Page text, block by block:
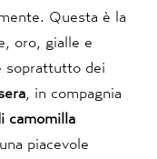
Questa è la
oro, gialle e
soprattutto dei
, in compagnia
camomilla
piacevole